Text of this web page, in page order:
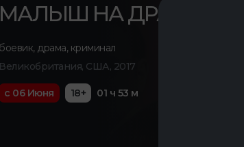
МАЛЫШ НА ДРАЙВЕ
боевик,драма,криминал
Великобритания, США, 2017
с 06 Июня 18+ 01 ч 53 м